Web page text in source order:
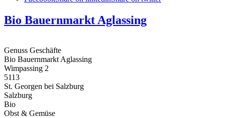
Bio Bauernmarkt Aglassing
Genuss Geschäfte
Bio Bauernmarkt Aglassing
Wimpassing 2
5113
St. Georgen bei Salzburg
Salzburg
Bio
Obst & Gemüse